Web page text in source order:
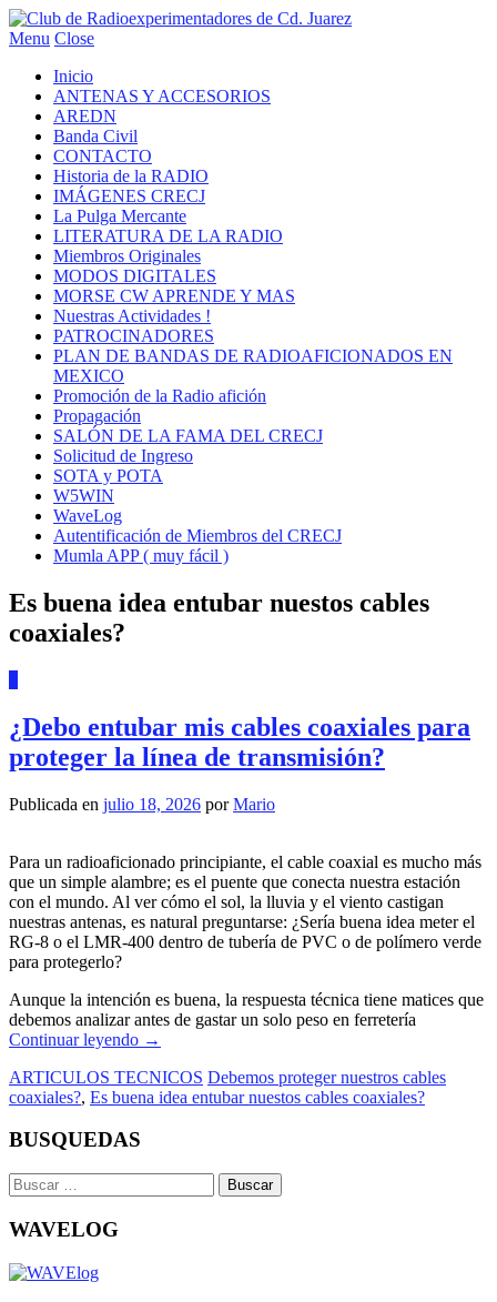
Menu Close
Inicio
ANTENAS Y ACCESORIOS
AREDN
Banda Civil
CONTACTO
Historia de la RADIO
IMÁGENES CRECJ
La Pulga Mercante
LITERATURA DE LA RADIO
Miembros Originales
MODOS DIGITALES
MORSE CW APRENDE Y MAS
Nuestras Actividades !
PATROCINADORES
PLAN DE BANDAS DE RADIOAFICIONADOS EN
MEXICO
Promoción de la Radio afición
Propagación
SALÓN DE LA FAMA DEL CRECJ
Solicitud de Ingreso
SOTA y POTA
W5WIN
WaveLog
Autentificación de Miembros del CRECJ
Mumla APP ( muy fácil )
Es buena idea entubar nuestos cables
coaxiales?
¿Debo entubar mis cables coaxiales para
proteger la línea de transmisión?
Publicada en julio 18, 2026 porMario
Para un radioaficionado principiante, el cable coaxial es mucho más
que un simple alambre; es el puente que conecta nuestra estación
con el mundo. Al ver cómo el sol, la lluvia y el viento castigan
nuestras antenas, es natural preguntarse: ¿Sería buena idea meter el
RG-8 o el LMR-400 dentro de tubería de PVC o de polímero verde
para protegerlo?
Aunque la intención es buena, la respuesta técnica tiene matices que
debemos analizar antes de gastar un solo peso en ferretería
Continuar leyendo →
ARTICULOS TECNICOS Debemos proteger nuestros cables
coaxiales?, Es buena idea entubar nuestos cables coaxiales?
BUSQUEDAS
Buscar:
WAVELOG